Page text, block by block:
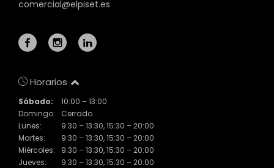
comercial@elpiset.es
Horarios
Sábado:
10:00 – 13:00
Domingo:
Cerrado
Lunes:
9:30 – 13:30, 15:30 – 20:00
Martes:
9:30 – 13:30, 15:30 – 20:00
Miércoles:
9:30 – 13:30, 15:30 – 20:00
Jueves:
9:30 – 13:30, 15:30 – 20:00